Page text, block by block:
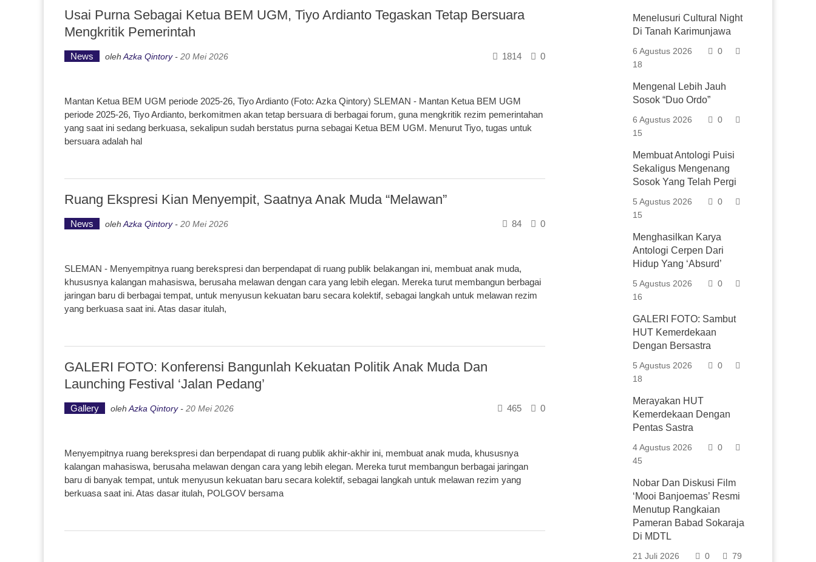
Usai Purna Sebagai Ketua BEM UGM, Tiyo Ardianto Tegaskan Tetap Bersuara
Mengkritik Pemerintah
News oleh Azka Qintory- 20 Mei 2026 0
1814
Mantan Ketua BEM UGM periode 2025-26, Tiyo Ardianto (Foto: Azka Qintory) SLEMAN - Mantan Ketua BEM UGM
periode 2025-26, Tiyo Ardianto, berkomitmen akan tetap bersuara di berbagai forum, guna mengkritik rezim pemerintahan
yang saat ini sedang berkuasa, sekalipun sudah berstatus purna sebagai Ketua BEM UGM. Menurut Tiyo, tugas untuk
bersuara adalah hal
Ruang Ekspresi Kian Menyempit, Saatnya Anak Muda “Melawan”
News oleh Azka Qintory- 20 Mei 2026 0
84
SLEMAN - Menyempitnya ruang berekspresi dan berpendapat di ruang publik belakangan ini, membuat anak muda,
khususnya kalangan mahasiswa, berusaha melawan dengan cara yang lebih elegan. Mereka turut membangun berbagai
jaringan baru di berbagai tempat, untuk menyusun kekuatan baru secara kolektif, sebagai langkah untuk melawan rezim
yang berkuasa saat ini. Atas dasar itulah,
GALERI FOTO: Konferensi Bangunlah Kekuatan Politik Anak Muda Dan
Launching Festival ‘Jalan Pedang’
Gallery oleh Azka Qintory- 20 Mei 2026 0
465
Menyempitnya ruang berekspresi dan berpendapat di ruang publik akhir-akhir ini, membuat anak muda, khususnya
kalangan mahasiswa, berusaha melawan dengan cara yang lebih elegan. Mereka turut membangun berbagai jaringan
baru di banyak tempat, untuk menyusun kekuatan baru secara kolektif, sebagai langkah untuk melawan rezim yang
berkuasa saat ini. Atas dasar itulah, POLGOV bersama
Menelusuri Cultural Night
Di Tanah Karimunjawa
6 Agustus 2026
0
18
Mengenal Lebih Jauh
Sosok “Duo Ordo”
6 Agustus 2026
0
15
Membuat Antologi Puisi
Sekaligus Mengenang
Sosok Yang Telah Pergi
5 Agustus 2026
0
15
Menghasilkan Karya
Antologi Cerpen Dari
Hidup Yang ‘Absurd’
5 Agustus 2026
0
16
GALERI FOTO: Sambut
HUT Kemerdekaan
Dengan Bersastra
5 Agustus 2026
0
18
Merayakan HUT
Kemerdekaan Dengan
Pentas Sastra
4 Agustus 2026
0
45
Nobar Dan Diskusi Film
‘Mooi Banjoemas’ Resmi
Menutup Rangkaian
Pameran Babad Sokaraja
Di MDTL
21 Juli 2026 0 79